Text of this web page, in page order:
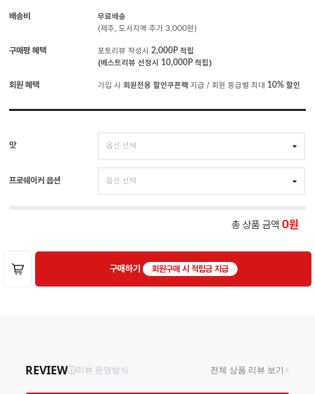
배송비
무료배송
(제주, 도서지역 추가 3,000원)
구매평 혜택 포토리뷰 작성시 2,000P적립
(베스트리뷰 선정시 10,000P적립)
회원 혜택 가입 시 회원전용 할인쿠폰팩 지급 / 회원 등급별 최대 10%할인
맛
프로쉐이커 옵션
총 상품 금액 0
구매하기 회원구매 시 적립금 지급